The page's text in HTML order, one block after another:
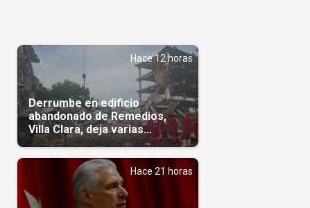
Hace 12 horas
Derrumbe en edificio
abandonado de Remedios,
Villa Clara, deja varias
personas atrapadas
Hace 21 horas